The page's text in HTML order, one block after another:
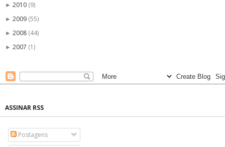
► 2010 (9)
► 2009 (55)
► 2008 (44)
► 2007 (1)
ASSINAR RSS
Postagens